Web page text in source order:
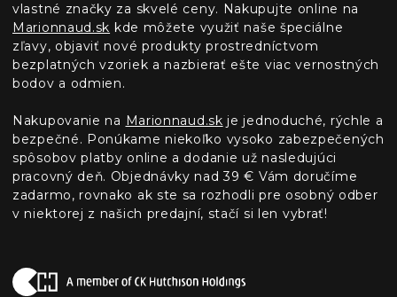
vlastné značky za skvelé ceny. Nakupujte online na
Marionnaud.sk kde môžete využiť naše špeciálne
zľavy, objaviť nové produkty prostredníctvom
bezplatných vzoriek a nazbierať ešte viac vernostných
bodov a odmien.
Nakupovanie na Marionnaud.sk je jednoduché, rýchle a
bezpečné. Ponúkame niekoľko vysoko zabezpečených
spôsobov platby online a dodanie už nasledujúci
pracovný deň. Objednávky nad 39 € Vám doručíme
zadarmo, rovnako ak ste sa rozhodli pre osobný odber
v niektorej z našich predajní, stačí si len vybrať!